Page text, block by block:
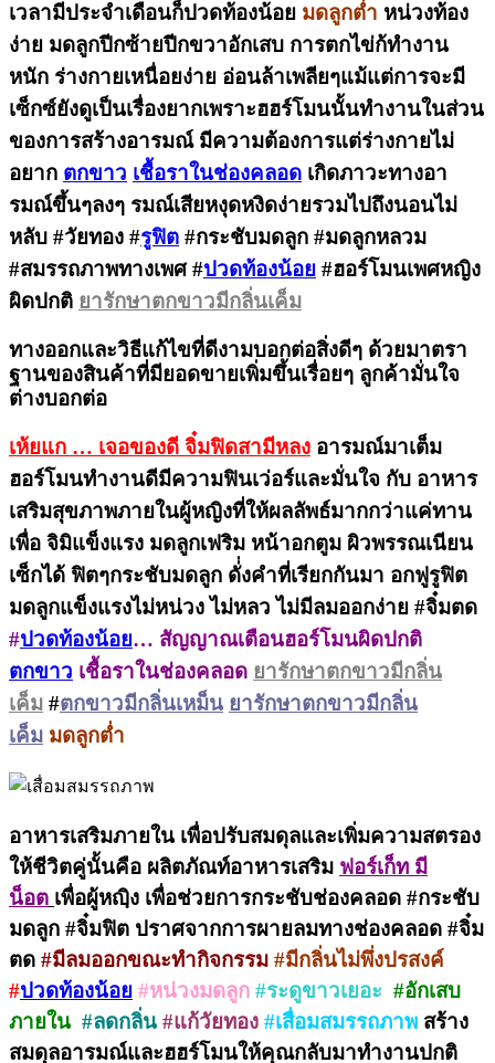
เวลามีประจำเดือนก็ปวดท้องน้อย มดลูกต่ำ หน่วงท้อง
ง่าย มดลูกปีกซ้ายปีกขวาอักเสบ การตกไข่ก้ทำงาน
หนัก ร่างกายเหนื่อยง่าย อ่อนล้าเพลียๆแม้แต่การจะมี
เซ็กซ์ยังดูเป็นเรื่องยากเพราะฮฮร์โมนนั้นทำงานในส่วน
ของการสร้างอารมณ์ มีความต้องการแต่ร่างกายไม่
อยาก ตกขาว เชื้อราในช่องคลอด เกิดภาวะทางอา
รมณ์ขึ้นๆลงๆ รมณ์เสียหงุดหงิดง่ายรวมไปถึงนอนไม่
หลับ #วัยทอง #รูฟิต #กระชับมดลูก #มดลูกหลวม
#สมรรถภาพทางเพศ #ปวดท้องน้อย #ฮอร์โมนเพศหญิง
ผิดปกติ ยารักษาตกขาวมีกลิ่นเค็ม
ทางออกและวิธีแก้ไขที่ดีงามบอกต่อสิ่งดีๆ ด้วยมาตรา
ฐานของสินค้าที่มียอดขายเพิ่มขึ้นเรื่อยๆ ลูกค้ามั่นใจ
ต่างบอกต่อ
เห้ยแก … เจอของดี จิ๋มฟิดสามีหลง อารมณ์มาเต็ม
ฮอร์โมนทำงานดีมีความฟินเว่อร์และมั่นใจ กับ อาหาร
เสริมสุขภาพภายในผู้หญิงที่ให้ผลลัพธ์มากกว่าแค่ทาน
เพื่อ จิมิแข็งแรง มดลูกเฟริม หน้าอกตูม ผิวพรรณเนียน
เซ็กได้ ฟิตๆกระชับมดลูก ดั่่งคำที่เรียกกันมา อกฟูรูฟิต
มดลูกแข็งแรงไม่หน่วง ไม่หลว ไม่มีลมออกง่าย #จิ๋มตด
#ปวดท้องน้อย… สัญญาณเตือนฮอร์โมนผิดปกติ
ตกขาว เชื้อราในช่องคลอด ยารักษาตกขาวมีกลิ่น
เค็ม #ตกขาวมีกลิ่นเหม็น ยารักษาตกขาวมีกลิ่น
เค็ม มดลูกต่ำ
อาหารเสริมภายใน เพื่อปรับสมดุลและเพิ่มความสตรอง
ให้ชีวิตคู่นั้นคือ ผลิตภัณท์อาหารเสริม ฟอร์เก็ท มี
น็อต เพื่อผู้หญฺิง เพื่อช่วยการกระชับช่องคลอด #กระชับ
มดลูก #จิ๋มฟิต ปราศจากการผายลมทางช่องคลอด #จิ๋ม
ตด #มีลมออกขณะทำกิจกรรม #มีกลิ่นไม่พึ่งปรสงค์
#ปวดท้องน้อย #หน่วงมดลูก #ระดูขาวเยอะ #อักเสบ
ภายใน #ลดกลิ่น #แก้วัยทอง #เสื่อมสมรรถภาพ สร้าง
สมดุลอารมณ์และฮฮร์โมนให้คุณกลับมาทำงานปกติ